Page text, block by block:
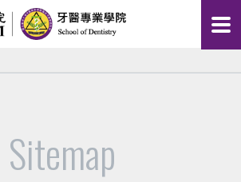
Sitemap